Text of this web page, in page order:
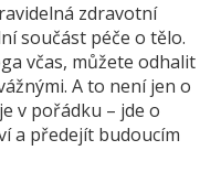
zdravotní
součást péče o tělo.
včas, můžete odhalit
A to není jen o
v pořádku – jde o
a předejít budoucím